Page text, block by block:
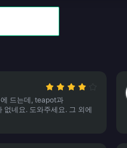
드는데, teapot과
없네요. 도와주세요. 그 외에